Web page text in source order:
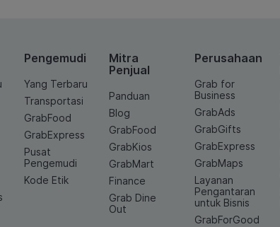
Pengemudi
Yang Terbaru
Transportasi
GrabFood
GrabExpress
Pusat
Pengemudi
Kode Etik
Mitra
Penjual
Panduan
Blog
GrabFood
GrabKios
GrabMart
Finance
Grab Dine
Out
Perusahaan
Grab for
Business
GrabAds
GrabGifts
GrabExpress
GrabMaps
Layanan
Pengantaran
untuk Bisnis
GrabForGood